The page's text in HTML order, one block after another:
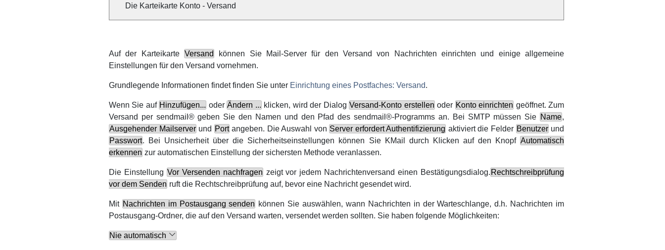
Die Karteikarte Konto - Versand
Auf der Karteikarte Versand
können Sie Mail-Server für den Versand von Nachrichten einrichten und einige allgemeine
Einstellungen für den Versand vornehmen.
Grundlegende Informationen findet finden Sie unter Einrichtung eines Postfaches: Versand.
Wenn Sie auf Hinzufügen... oder Ändern ... klicken, wird der Dialog Versand-Konto erstellen oder Konto einrichten geöffnet. Zum
Versand per sendmail ®geben Sie den Namen und den Pfad dessendmail®-Programms an. Bei SMTP müssen Sie Name,
Ausgehender Mailserver und Portangeben. Die Auswahl von Server erfordert Authentifizierung aktiviert die Felder Benutzer und
Passwort. Bei Unsicherheit über die Sicherheitseinstellungen können Sie KMail durch Klicken auf den Knopf Automatisch
erkennen zur automatischen Einstellung der sichersten Methode veranlassen.
Die Einstellung Vor Versenden nachfragen zeigt vor jedem Nachrichtenversand einen Bestätigungsdialog. Rechtschreibprüfung
vor dem Senden ruft die Rechtschreibprüfung auf, bevor eine Nachricht gesendet wird.
Mit Nachrichten im Postausgang senden können Sie auswählen, wann Nachrichten in der Warteschlange, d.h. Nachrichten im
Postausgang-Ordner, die auf den Versand warten, versendet werden sollten. Sie haben folgende Möglichkeiten:
Nie automatisch